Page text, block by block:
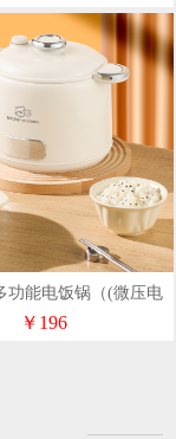
功能电饭锅（(微压电
煮锅)KT-FB-25D
￥196